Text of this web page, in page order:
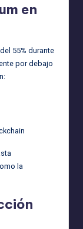
en
55% durante
por debajo
la